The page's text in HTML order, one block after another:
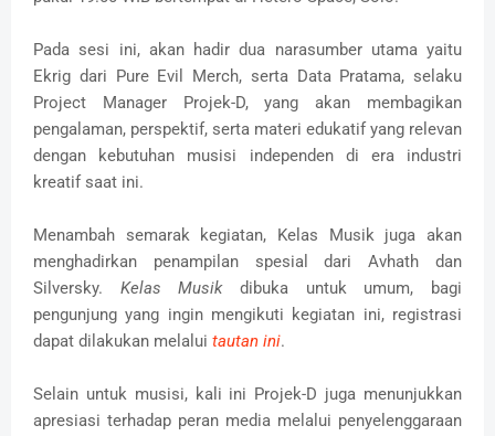
Pada sesi ini, akan hadir dua narasumber utama yaitu
Ekrig dari Pure Evil Merch, serta Data Pratama, selaku
Project Manager Projek-D, yang akan membagikan
pengalaman, perspektif, serta materi edukatif yang relevan
dengan kebutuhan musisi independen di era industri
kreatif saat ini.
Menambah semarak kegiatan, Kelas Musik juga akan
menghadirkan penampilan spesial dari Avhath dan
Silversky. Kelas Musikdibuka untuk umum, bagi
pengunjung yang ingin mengikuti kegiatan ini, registrasi
dapat dilakukan melalui tautan ini.
Selain untuk musisi, kali ini Projek-D juga menunjukkan
apresiasi terhadap peran media melalui penyelenggaraan